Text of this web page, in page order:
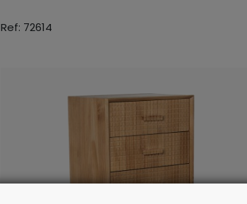
Ref: 72614